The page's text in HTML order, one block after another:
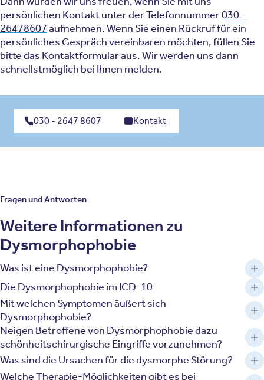
persönlichen Kontakt unter der Telefonnummer030 -
26478607aufnehmen. Wenn Sie einen Rückruf für ein
persönliches Gespräch vereinbaren möchten, füllen Sie
bitte das Kontaktformular aus. Wir werden uns dann
schnellstmöglich bei Ihnen melden.
030 - 2647 8607 Kontakt
Fragen und Antworten
Weitere Informationen zu
Dysmorphophobie
Was ist eine Dysmorphophobie?
Die Dysmorphophobie im ICD-10
Mit welchen Symptomen äußert sich
Dysmorphophobie?
Neigen Betroffene von Dysmorphophobie dazu
schönheitschirurgische Eingriffe vorzunehmen?
Was sind die Ursachen für die dysmorphe Störung?
Welche Therapie-Möglichkeiten gibt es bei